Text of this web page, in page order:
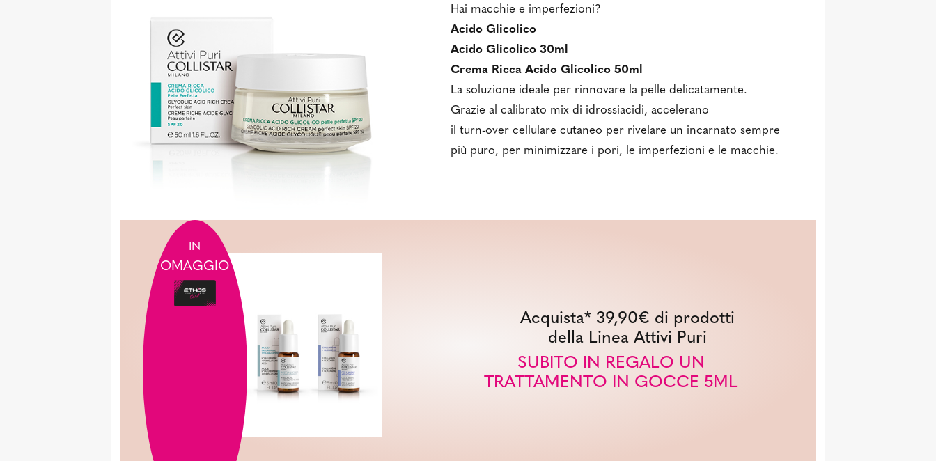
Hai macchie e imperfezioni?
Acido Glicolico
Acido Glicolico 30ml
Crema Ricca Acido Glicolico 50ml
La soluzione ideale per rinnovare la pelle delicatamente.
Grazie al calibrato mix di idrossiacidi, accelerano
il turn-over cellulare cutaneo per rivelare un incarnato sempre
più puro, per minimizzare i pori, le imperfezioni e le macchie.
IN
OMAGGIO
Acquista* 39,90€ di prodotti
della Linea Attivi Puri
SUBITO IN REGALO UN
TRATTAMENTO IN GOCCE 5ML